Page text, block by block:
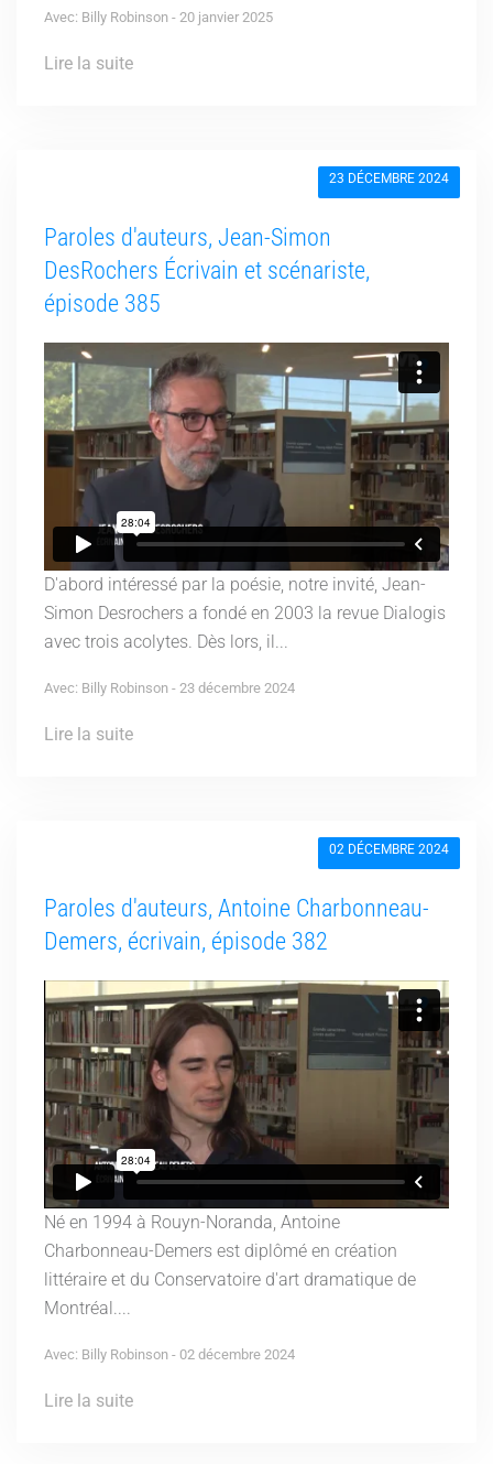
Avec: Billy Robinson - 20 janvier 2025
Lire la suite
23 DÉCEMBRE 2024
Paroles d'auteurs, Jean-Simon
DesRochers Écrivain et scénariste,
épisode 385
D'abord intéressé par la poésie, notre invité, Jean-
Simon Desrochers a fondé en 2003 la revue Dialogis
avec trois acolytes. Dès lors, il...
Avec: Billy Robinson - 23 décembre 2024
Lire la suite
02 DÉCEMBRE 2024
Paroles d'auteurs, Antoine Charbonneau-
Demers, écrivain, épisode 382
Né en 1994 à Rouyn-Noranda, Antoine
Charbonneau-Demers est diplômé en création
littéraire et du Conservatoire d'art dramatique de
Montréal....
Avec: Billy Robinson - 02 décembre 2024
Lire la suite